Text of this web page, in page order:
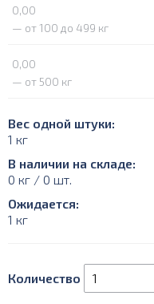
0,00
— от 100 до 499 кг
0,00
— от 500 кг
Вес одной штуки:
1 кг
В наличии на складе:
0 кг / 0 шт.
Ожидается:
1 кг
Количество